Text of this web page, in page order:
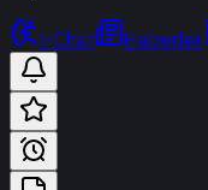
t-Chat Haberler